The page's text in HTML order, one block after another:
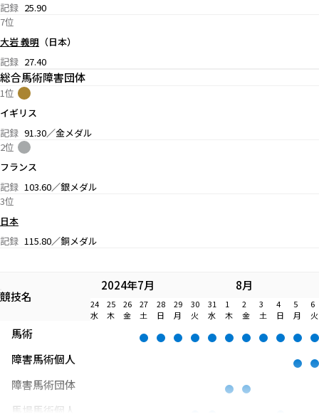
記録 25.90
7位
大岩 義明 （日本）
記録 27.40
総合馬術障害団体
1位
イギリス
記録 91.30／金メダル
2位
フランス
記録 103.60／銀メダル
3位
日本
記録 115.80／銅メダル
競技名
2024年7月 8月
24 25 26 27 28 29 30 31 1 2 3 4 5
6
水
木 金 土 日 月 火 水 木 金 土 日 月 火
馬術
障害馬術個人
障害馬術団体
馬場馬術個人